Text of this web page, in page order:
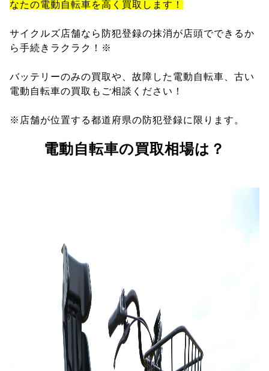
なたの電動自転車を高く買取します！
サイクルズ店舗なら防犯登録の抹消が店頭でできるか
ら手続きラクラク！※
バッテリーのみの買取や、故障した電動自転車、古い
電動自転車の買取もご相談ください！
※店舗が位置する都道府県の防犯登録に限ります。
電動自転車の買取相場は？